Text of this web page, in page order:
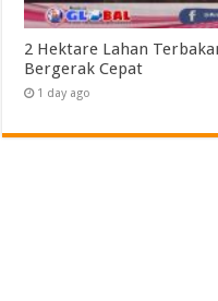
2 Hektare Lahan
Bergerak Cepat
1 day ago